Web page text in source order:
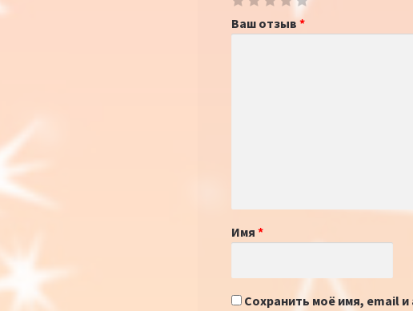
Ваш отзыв*
Имя*
Сохранить моё имя, email и